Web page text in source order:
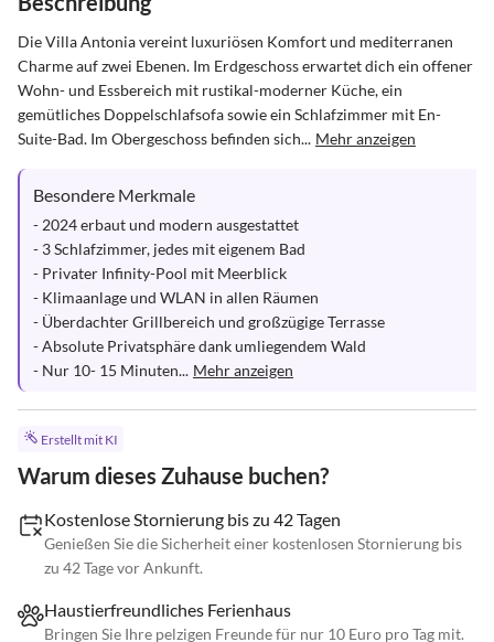
Die Villa Antonia vereint luxuriösen Komfort und mediterranen
Charme auf zwei Ebenen. Im Erdgeschoss erwartet dich ein offener
Wohn- und Essbereich mit rustikal-moderner Küche, ein
gemütliches Doppelschlafsofa sowie ein Schlafzimmer mit En-
Suite-Bad. Im Obergeschoss befinden sich... Mehr anzeigen
Besondere Merkmale
- 2024 erbaut und modern ausgestattet
- 3 Schlafzimmer, jedes mit eigenem Bad
- Privater Infinity-Pool mit Meerblick
- Klimaanlage und WLAN in allen Räumen
- Überdachter Grillbereich und großzügige Terrasse
- Absolute Privatsphäre dank umliegendem Wald
- Nur 10- 15 Minuten... Mehr anzeigen
Erstellt mit KI
Warum dieses Zuhause buchen?
Kostenlose Stornierung bis zu 42 Tagen
Genießen Sie die Sicherheit einer kostenlosen Stornierung bis
zu 42 Tage vor Ankunft.
Haustierfreundliches Ferienhaus
Bringen Sie Ihre pelzigen Freunde für nur 10 Euro pro Tag mit.